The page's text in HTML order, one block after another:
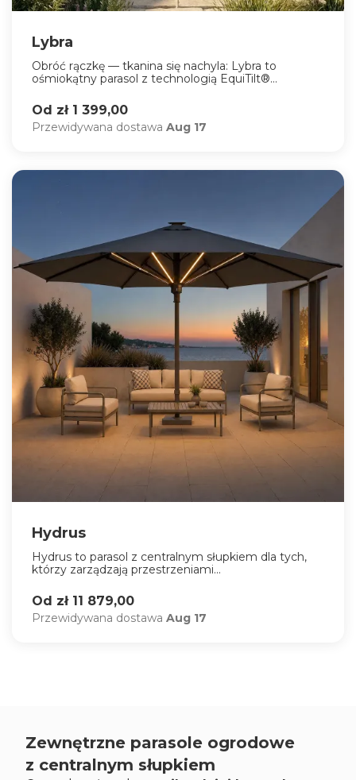
Lybra
Obróć rączkę — tkanina się nachyla: Lybra to
ośmiokątny parasol z technologią EquiTilt®...
Od zł 1 399,00
Przewidywana dostawa Aug 17
Hydrus
Hydrus to parasol z centralnym słupkiem dla tych,
którzy zarządzają przestrzeniami...
Od zł 11 879,00
Przewidywana dostawa Aug 17
Zewnętrzne parasole ogrodowe
z centralnym słupkiem